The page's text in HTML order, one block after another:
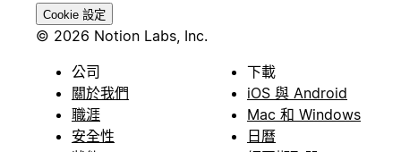
Cookie 設定
© 2026 Notion Labs, Inc.
公司
關於我們
職涯
安全性
下載
iOS 與 Android
Mac 和 Windows
日曆